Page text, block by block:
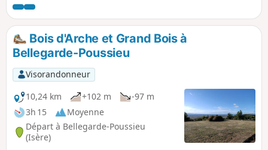
très esthétiques. Le retour se fait en passant
par l'ancien hameau de Pinet où l'on peut
découvrir quelques curiosités historiques.
Randonnée tout à fait possible en VTT
Bois d'Arche et Grand Bois à
Bellegarde-Poussieu
Visorandonneur
10,24 km
+102 m
-97 m
3h 15
Moyenne
Départ à Bellegarde-Poussieu
(Isère)